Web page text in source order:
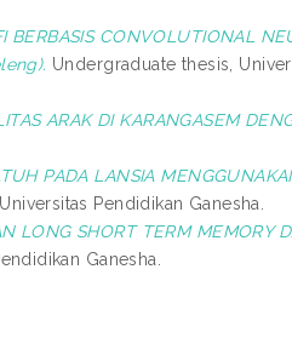
BERBASIS CONVOLUTIONAL
Undergraduate thesis,
ARAK DI KARANGASEM
PADA LANSIA
Pendidikan Ganesha.
LONG SHORT TERM MEMORY
Ganesha.